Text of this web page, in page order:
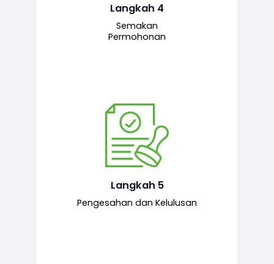
Langkah 4
Semakan
Permohonan
kepada pegawai pelulus untuk
tindakan seterusnya.
Langkah 5
Pengesahan dan Kelulusan
Pegawai pelulus menilai permohonan
dan memberi pengesahan serta
kelulusan akhir sekiranya semuanya
mematuhi syarat ditetapkan.